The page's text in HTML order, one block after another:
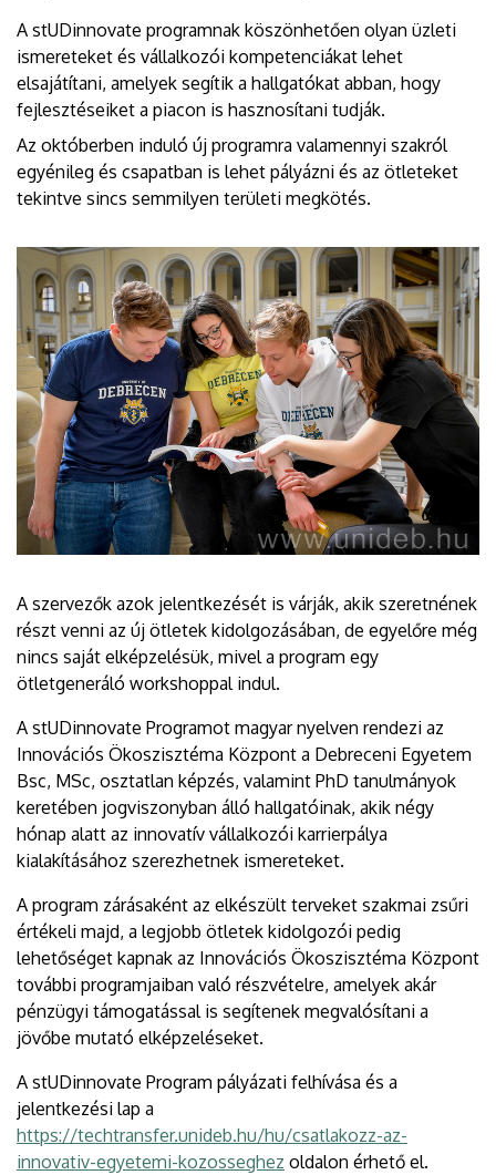
A stUDinnovate programnak köszönhetően olyan üzleti
ismereteket és vállalkozói kompetenciákat lehet
elsajátítani, amelyek segítik a hallgatókat abban, hogy
fejlesztéseiket a piacon is hasznosítani tudják.
Az októberben induló új programra valamennyi szakról
egyénileg és csapatban is lehet pályázni és az ötleteket
tekintve sincs semmilyen területi megkötés.
A szervezők azok jelentkezését is várják, akik szeretnének
részt venni az új ötletek kidolgozásában, de egyelőre még
nincs saját elképzelésük, mivel a program egy
ötletgeneráló workshoppal indul.
A stUDinnovate Programot magyar nyelven rendezi az
Innovációs Ökoszisztéma Központ a Debreceni Egyetem
Bsc, MSc, osztatlan képzés, valamint PhD tanulmányok
keretében jogviszonyban álló hallgatóinak, akik négy
hónap alatt az innovatív vállalkozói karrierpálya
kialakításához szerezhetnek ismereteket.
A program zárásaként az elkészült terveket szakmai zsűri
értékeli majd, a legjobb ötletek kidolgozói pedig
lehetőséget kapnak az Innovációs Ökoszisztéma Központ
további programjaiban való részvételre, amelyek akár
pénzügyi támogatással is segítenek megvalósítani a
jövőbe mutató elképzeléseket.
A stUDinnovate Program pályázati felhívása és a
jelentkezési lap a
https://techtransfer.unideb.hu/hu/csatlakozz-az-
innovativ-egyetemi-kozosseghez oldalon érhető el.